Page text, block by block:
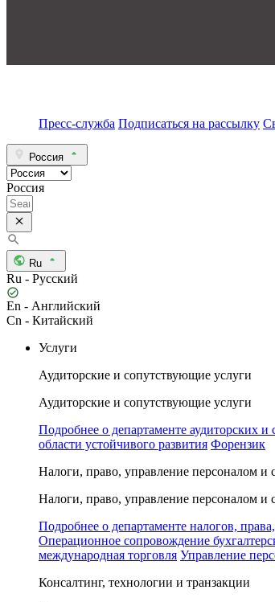
Пресс-служба Подписаться на рассылку
Россия
Россия
Ru
Ru - Русский
En - Английский
Cn - Китайский
Услуги
Аудиторские и сопутствующие услуги
Аудиторские и сопутствующие услуги
Подробнее о департаменте аудиторских
области устойчивого развития Форензик
Налоги, право, управление персоналом и
Налоги, право, управление персоналом и
Подробнее о департаменте налогов,
Операционное сопровождение
международная торговля Управление
Консалтинг, технологии и транзакции